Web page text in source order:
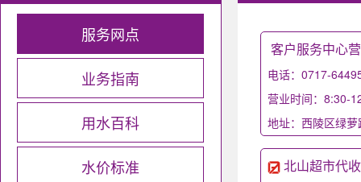
服务网点
业务指南
用水百科
水价标准
客户服务中心
电话：0717-
营业时间：8:30-
地址：西陵区绿
北山超市代